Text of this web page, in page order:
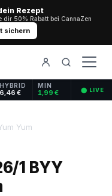
Rezept
dir 50% Rabatt bei CannaZen
sichern
HYBRID
6,46 €
MIN
1,99 € ⬤ LIVE
Yum
1 BYY